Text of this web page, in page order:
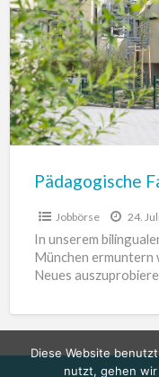
für
unseren
deutsch-
englischen
Kindergarten
im
Herzen
gesuchtJobbörse 24.
In unserem
München ermuntern
Neues
Diese Website
nutzt, gehen wir